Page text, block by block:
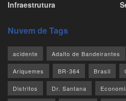
Infraestrutura
Nuvem de Tags
acidente Adalto de Bandeirantes
Ariquemes BR-364 Brasil
Distritos Dr. Santana